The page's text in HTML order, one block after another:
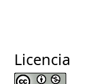
Licencia